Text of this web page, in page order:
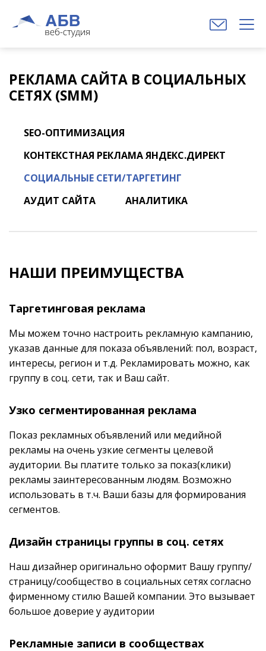
РЕКЛАМА САЙТА В СОЦИАЛЬНЫХ
СЕТЯХ (SMM)
SEO-ОПТИМИЗАЦИЯ
КОНТЕКСТНАЯ РЕКЛАМА ЯНДЕКС.ДИРЕКТ
СОЦИАЛЬНЫЕ СЕТИ/ТАРГЕТИНГ
АУДИТ САЙТА
АНАЛИТИКА
НАШИ ПРЕИМУЩЕСТВА
Таргетинговая реклама
Мы можем точно настроить рекламную кампанию,
указав данные для показа объявлений: пол, возраст,
интересы, регион и т.д. Рекламировать можно, как
группу в соц. сети, так и Ваш сайт.
Узко сегментированная реклама
Показ рекламных объявлений или медийной
рекламы на очень узкие сегменты целевой
аудитории. Вы платите только за показ(клики)
рекламы заинтересованным людям. Возможно
использовать в т.ч. Ваши базы для формирования
сегментов.
Дизайн страницы группы в соц. сетях
Наш дизайнер оригинально оформит Вашу группу/
страницу/сообщество в социальных сетях согласно
фирменному стилю Вашей компании. Это вызывает
большое доверие у аудитории
Рекламные записи в сообществах